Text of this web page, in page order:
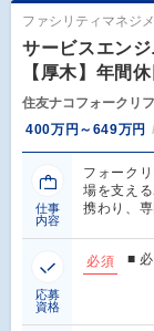
ファシリティマネジ
サービスエン
【厚木】年間
住友ナコフォークリ
400万円～649万円
仕事
内容
フォーク
場を支え
携わり、
応募
資格
必須 ■